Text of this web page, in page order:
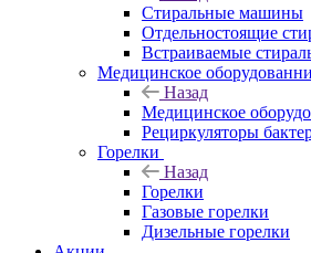
Стиральные машины
Отдельностоящие
Встраиваемые
Медицинское
Назад
Медицинское
Рециркуляторы
Горелки
Назад
Горелки
Газовые горелки
Дизельные горелки